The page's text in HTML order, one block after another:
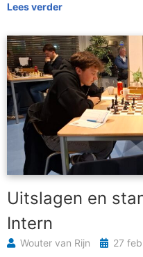
Lees verder
Uitslagen en
Intern
Wouter van Rijn 27